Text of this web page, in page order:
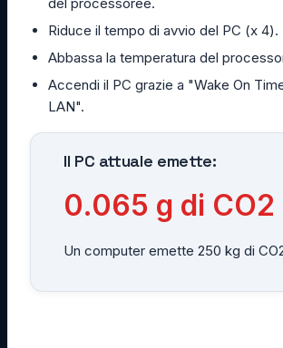
del processoree.
Riduce il tempo di avvio del PC (x 4).
Abbassa la temperatura del
Accendi il PC grazie a "Wake On
LAN".
Il PC attuale emette:
0.065 g di CO2
Un computer emette 250 kg di